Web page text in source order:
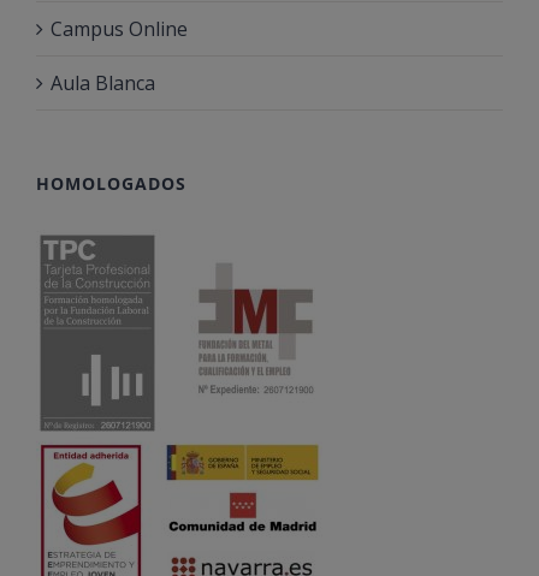
Campus Online
Aula Blanca
HOMOLOGADOS